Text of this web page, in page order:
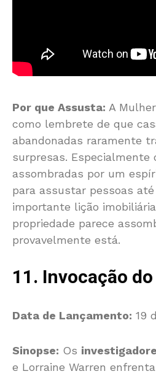
Por que Assusta: A
como lembrete de que
abandonadas raramente
surpresas. Especialmente
assombradas por um
para assustar pessoas
importante lição
propriedade parece
provavelmente está.
11. Invocação
Data de Lançamento: 19
Sinopse: Os
e Lorraine Warren